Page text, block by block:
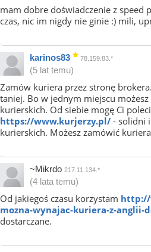
mam dobre doświadczenie z speed
czas, nic im nigdy nie ginie :) mili,
karinos83 78.159.83.*
(5 lat temu)
Zamów kuriera przez stronę
taniej. Bo w jednym miejscu
kurierskich. Od siebie mogę Ci
https://www.kurjerzy.pl/ - solidni
kurierskich. Możesz zamówić
~Mikrdo 217.11.134.*
(4 lata temu)
Od jakiegoś czasu korzystam http://
mozna-wynajac-kuriera-z-anglii-
dostarczane.